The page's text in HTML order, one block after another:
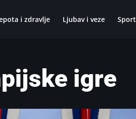
i zdravlje Ljubav i veze Sport
igre